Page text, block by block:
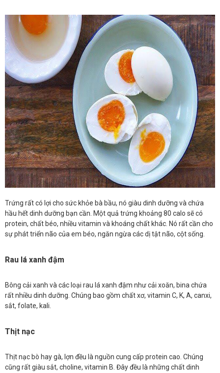
Trứng rất có lợi cho sức khỏe bà bầu, nó giàu dinh dưỡng và chứa
hầu hết dinh dưỡng bạn cần. Một quả trứng khoảng 80 calo sẽ có
protein, chất béo, nhiều vitamin và khoáng chất khác. Nó rất cần cho
sự phát triển não của em béo, ngăn ngừa các dị tật não, cột sống.
Rau lá xanh đậm
Bông cải xanh và các loại rau lá xanh đậm như cải xoăn, bina chứa
rất nhiều dinh dưỡng. Chúng bao gồm chất xơ, vitamin C, K, A, canxi,
sắt, folate, kali.
Thịt nạc
Thịt nạc bò hay gà, lợn đều là nguồn cung cấp protein cao. Chúng
cũng rất giàu sắt, choline, vitamin B. Đây đều là những chất dinh